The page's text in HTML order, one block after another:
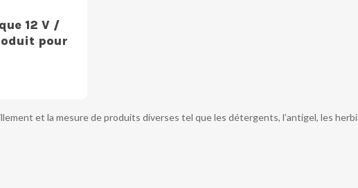
12 V /
pour
et la mesure de produits diverses tel que les détergents, l’antigel, les